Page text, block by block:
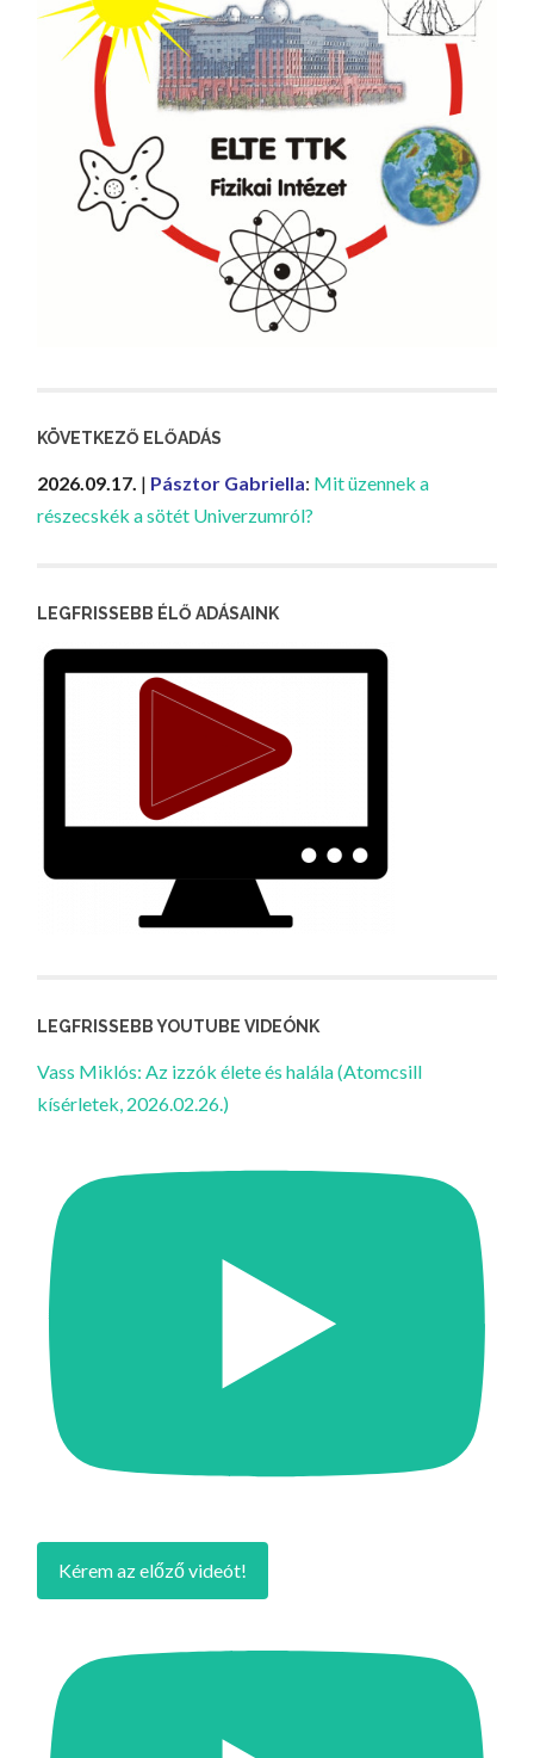
KÖVETKEZŐ ELŐADÁS
2026.09.17. | Pásztor Gabriella: Mit üzennek a
részecskék a sötét Univerzumról?
LEGFRISSEBB ÉLŐ ADÁSAINK
LEGFRISSEBB YOUTUBE VIDEÓNK
Vass Miklós: Az izzók élete és halála (Atomcsill
kísérletek, 2026.02.26.)
Kérem az előző videót!